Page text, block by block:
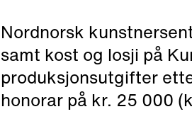
Nordnorsk
samt kost og losji på
produksjonsutgifter
honorar på kr. 25 000